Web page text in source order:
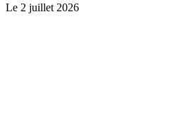
Le 2 juillet 2026